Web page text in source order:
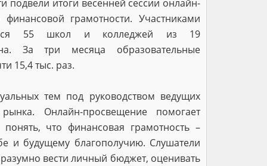
подвели итоги весенней сессии онлайн-
грамотности. Участниками
55 школ и колледжей из 19
За три месяца образовательные
15,4 тыс. раз.
тем под руководством ведущих
Онлайн-просвещение помогает
что финансовая грамотность –
и будущему благополучию. Слушатели
вести личный бюджет, оценивать